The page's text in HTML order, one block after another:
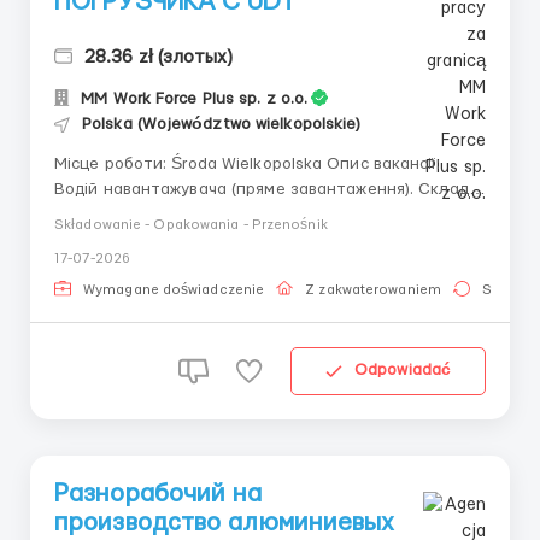
28.36 zł (злотых)
MM Work Force Plus sp. z o.o.
Polska (Województwo wielkopolskie)
Місце роботи: Środa Wielkopolska Опис вакансії:
Водій навантажувача (пряме завантаження). Склад
деталей до автобусів, прийом товару у складі,
складу та зовні, як вручну так і з допомогою вузика.
Підтримка порядку та чистоти на складі. Оплата: 2...
Składowanie - Opakowania - Przenośnik
17-07-2026
Wymagane doświadczenie Z zakwaterowaniem Stała
Odpowiadać
Разнорабочий на
производство алюминиевых